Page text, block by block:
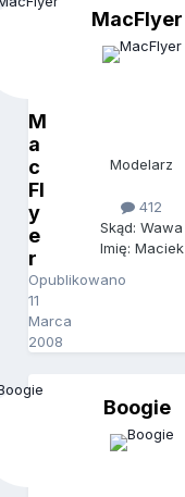
M
a
c
Fl
y
e
r
Opublikowano
11
Marca
2008
MacFlyer
Modelarz
412
Skąd: Wawa
Imię: Maciek
Boogie